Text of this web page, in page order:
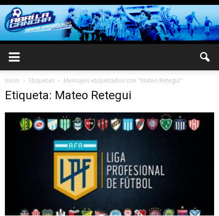
Inicio Etiquetas Mensajes etiquetados con "Mateo Retegui"
Etiqueta: Mateo Retegui